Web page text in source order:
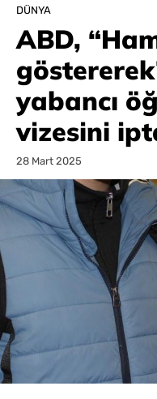
DÜNYA
ABD,
yabancı
vizesini
28 Mart 2025